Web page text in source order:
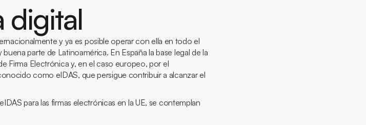
digital
y ya es posible operar con ella en todo el
parte de Latinoamérica. En España la base legal de la
Firma Electrónica y, en el caso europeo, por el
como eIDAS, que persigue contribuir a alcanzar el
para las firmas electrónicas en la UE, se contemplan